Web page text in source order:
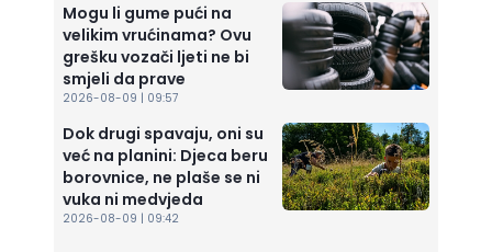
Mogu li gume pući na
velikim vrućinama? Ovu
grešku vozači ljeti ne bi
smjeli da prave
2026-08-09 | 09:57
Dok drugi spavaju, oni su
već na planini: Djeca beru
borovnice, ne plaše se ni
vuka ni medvjeda
2026-08-09 | 09:42